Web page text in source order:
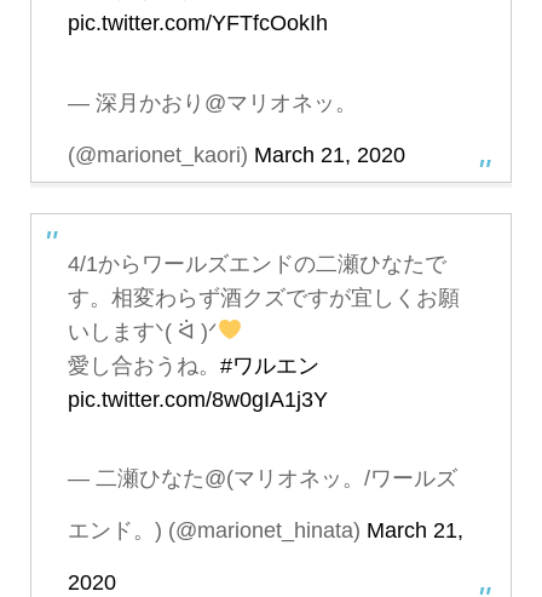
pic.twitter.com/YFTfcOokIh
— 深月かおり@マリオネッ。
(@marionet_kaori) March 21, 2020
4/1からワールズエンドの二瀬ひなたで
す。相変わらず酒クズですが宜しくお願
いしますᐠ( ᐛ )ᐟ
愛し合おうね。 #ワルエン
pic.twitter.com/8w0gIA1j3Y
— 二瀬ひなた@(マリオネッ。/ワールズ
エンド。) (@marionet_hinata) March 21,
2020